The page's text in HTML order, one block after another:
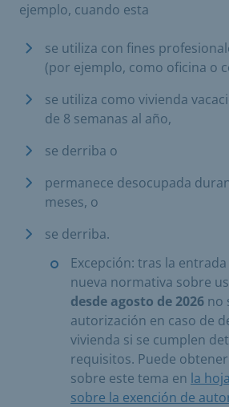
ejemplo, cuando esta
se utiliza con fines
(por ejemplo, como oficina o
se utiliza como vivienda
de 8 semanas al año,
se derriba o
permanece desocupada
meses, o
se derriba.
Excepción: tras la
nueva normativa sobre
desde agosto de 2026 no
autorización en caso de
vivienda si se cumplen
requisitos. Puede
sobre este tema en la
sobre la exención de